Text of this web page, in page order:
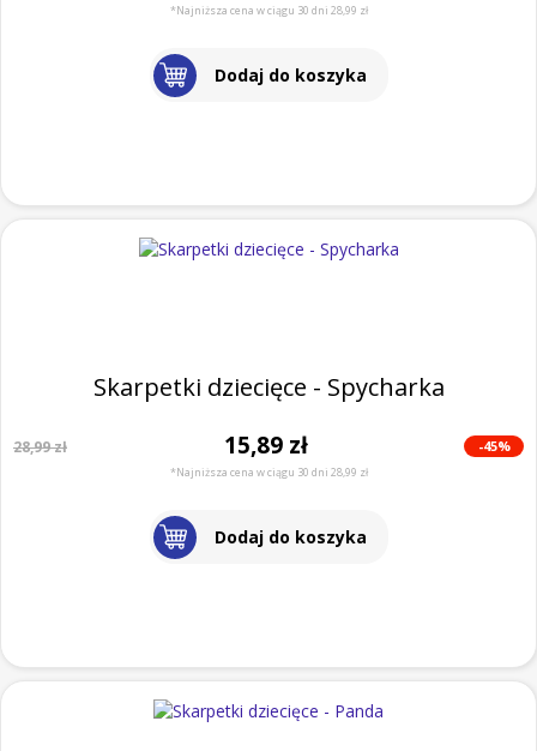
*Najniższa cena w ciągu 30 dni 28,99 zł
Dodaj do koszyka
Skarpetki dziecięce - Spycharka
28,99 zł 15,89 zł -45%
*Najniższa cena w ciągu 30 dni 28,99 zł
Dodaj do koszyka